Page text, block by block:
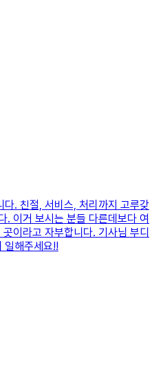
다. 친절, 서비스, 처리까지 고루갖
. 이거 보시는 분들 다른데보다 여
이라고 자부합니다. 기사님 부디
일해주세요!!